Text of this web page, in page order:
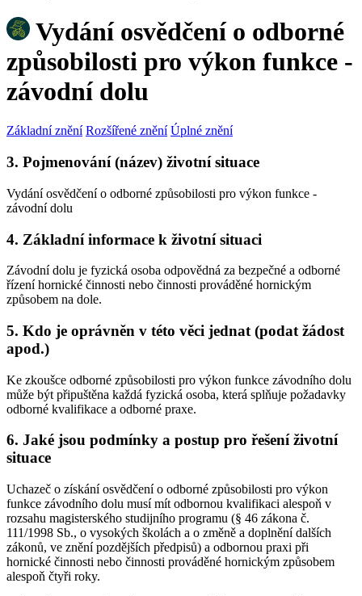
Vydání osvědčení o odborné
způsobilosti pro výkon funkce -
závodní dolu
Základní znění Rozšířené znění Úplné znění
3. Pojmenování (název) životní situace
Vydání osvědčení o odborné způsobilosti pro výkon funkce -
závodní dolu
4. Základní informace k životní situaci
Závodní dolu je fyzická osoba odpovědná za bezpečné a odborné
řízení hornické činnosti nebo činnosti prováděné hornickým
způsobem na dole.
5. Kdo je oprávněn v této věci jednat (podat žádost
apod.)
Ke zkoušce odborné způsobilosti pro výkon funkce závodního dolu
může být připuštěna každá fyzická osoba, která splňuje požadavky
odborné kvalifikace a odborné praxe.
6. Jaké jsou podmínky a postup pro řešení životní
situace
Uchazeč o získání osvědčení o odborné způsobilosti pro výkon
funkce závodního dolu musí mít odbornou kvalifikaci alespoň v
rozsahu magisterského studijního programu (§ 46 zákona č.
111/1998 Sb., o vysokých školách a o změně a doplnění dalších
zákonů, ve znění pozdějších předpisů) a odbornou praxi při
hornické činnosti nebo činnosti prováděné hornickým způsobem
alespoň čtyři roky.